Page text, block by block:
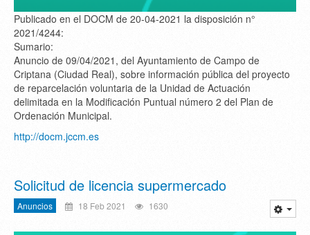
Publicado en el DOCM de 20-04-2021 la disposición n°
2021/4244:
Sumario:
Anuncio de 09/04/2021, del Ayuntamiento de Campo de
Criptana (Ciudad Real), sobre información pública del proyecto
de reparcelación voluntaria de la Unidad de Actuación
delimitada en la Modificación Puntual número 2 del Plan de
Ordenación Municipal.
http://docm.jccm.es
Solicitud de licencia supermercado
Anuncios 18 Feb 2021 1630